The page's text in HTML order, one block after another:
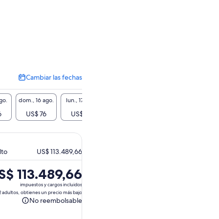
Cambiar las fechas
Cambiar
las
fechas
dom., 16 ago.
US$ 76
lun., 17 ago.
US$ 76
US$ 113.489,66
113.489,66
impuestos y cargos incluidos
adultos, obtienes un precio más bajo
No reembolsable
No